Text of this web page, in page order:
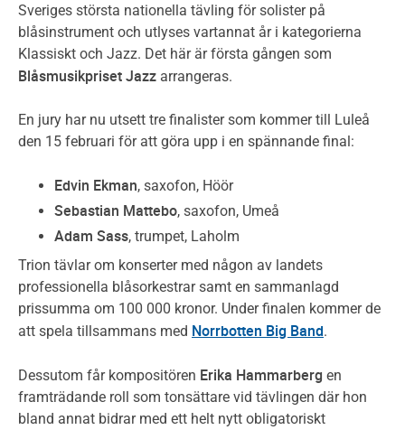
Sveriges största nationella tävling för solister på
blåsinstrument och utlyses vartannat år i kategorierna
Klassiskt och Jazz. Det här är första gången som
Blåsmusikpriset Jazz arrangeras.
En jury har nu utsett tre finalister som kommer till Luleå
den 15 februari för att göra upp i en spännande final:
Edvin Ekman, saxofon, Höör
Sebastian Mattebo, saxofon, Umeå
Adam Sass, trumpet, Laholm
Trion tävlar om konserter med någon av landets
professionella blåsorkestrar samt en sammanlagd
prissumma om 100 000 kronor. Under finalen kommer de
att spela tillsammans med Norrbotten Big Band.
Dessutom får kompositören Erika Hammarberg en
framträdande roll som tonsättare vid tävlingen där hon
bland annat bidrar med ett helt nytt obligatoriskt